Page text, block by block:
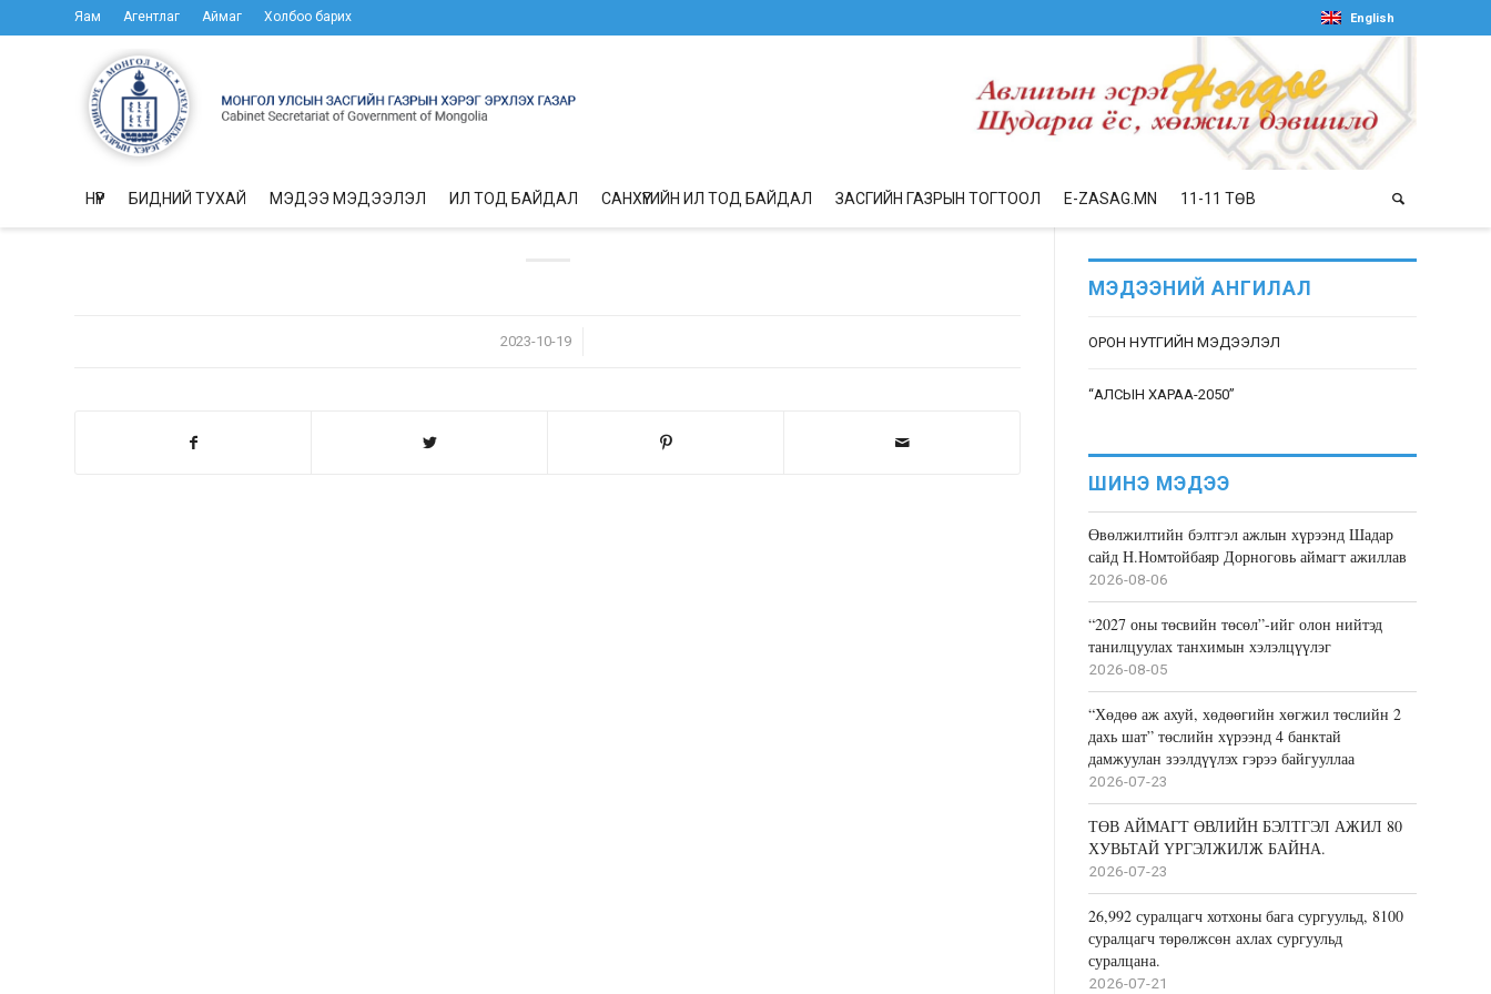
Яам Агентлаг Аймаг Холбоо барих English
НҮҮР БИДНИЙ ТУХАЙ МЭДЭЭ МЭДЭЭЛЭЛ ИЛ ТОД БАЙДАЛ САНХҮҮГИЙН ИЛ ТОД БАЙДАЛ ЗАСГИЙН ГАЗРЫН ТОГТООЛ E-ZASAG.MN 11-11 ТӨВ
2023-10-19
/
МЭДЭЭНИЙ АНГИЛАЛ
ОРОН НУТГИЙН МЭДЭЭЛЭЛ
“АЛСЫН ХАРАА-2050”
ШИНЭ МЭДЭЭ
Өвөлжилтийн бэлтгэл ажлын хүрээнд Шадар
сайд Н.Номтойбаяр Дорноговь аймагт ажиллав
2026-08-06
“2027 оны төсвийн төсөл”-ийг олон нийтэд
танилцуулах танхимын хэлэлцүүлэг
2026-08-05
“Хөдөө аж ахуй, хөдөөгийн хөгжил төслийн 2
дахь шат” төслийн хүрээнд 4 банктай
дамжуулан зээлдүүлэх гэрээ байгууллаа
2026-07-23
ТӨВ АЙМАГТ ӨВЛИЙН БЭЛТГЭЛ АЖИЛ 80
ХУВЬТАЙ ҮРГЭЛЖИЛЖ БАЙНА.
2026-07-23
26,992 суралцагч хотхоны бага сургуульд, 8100
суралцагч төрөлжсөн ахлах сургуульд
суралцана.
2026-07-21